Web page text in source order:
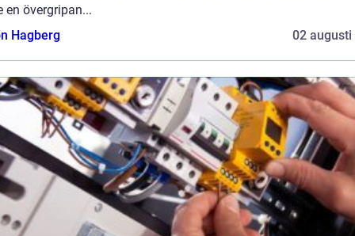
en övergripan...
Hagberg
02 augusti